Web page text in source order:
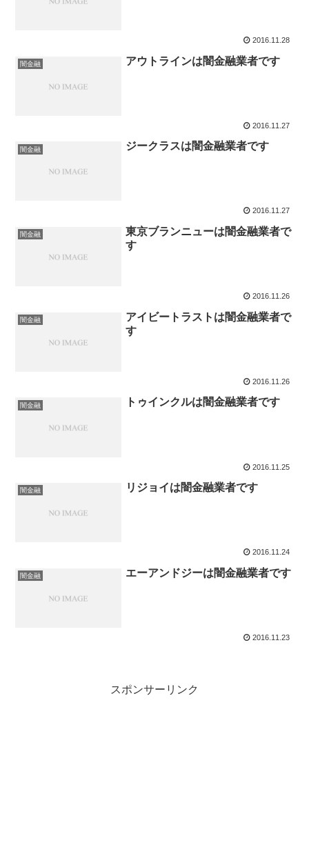
2016.11.28
闇金融 アウトラインは闇金融業者です
2016.11.27
闇金融 ジークラスは闇金融業者です
2016.11.27
闇金融
東京ブランニューは闇金融業者で
す
2016.11.26
闇金融
アイビートラストは闇金融業者で
す
2016.11.26
闇金融 トゥインクルは闇金融業者です
2016.11.25
闇金融 リジョイは闇金融業者です
2016.11.24
闇金融 エーアンドジーは闇金融業者です
2016.11.23
スポンサーリンク